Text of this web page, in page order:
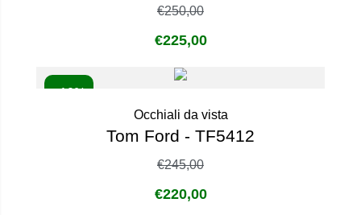
€250,00
€225,00
- 10%
Occhiali da vista
Tom Ford - TF5412
€245,00
€220,00